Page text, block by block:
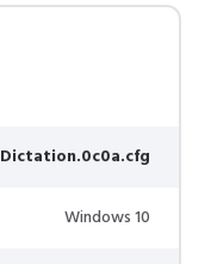
Dictation.0c0a.cfg
Windows 10